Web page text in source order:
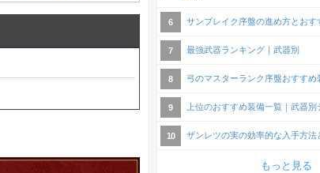
サンブレイク序盤の進め方とおす
最強武器ランキング｜武器別
弓のマスターランク序盤おすすめ
上位のおすすめ装備一覧｜武器別
ザンレツの実の効率的な入手方法
もっと見る